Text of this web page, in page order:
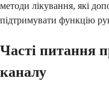
методи лікування, які
підтримувати функцію
Часті питання
каналу